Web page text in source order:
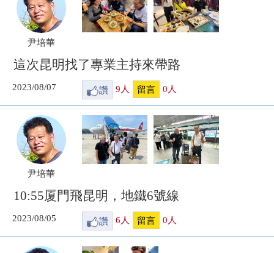
尹培華
這次昆明找了專業主持來帶路
2023/08/07 讚 9 人 留言 0 人
尹培華
10:55厦門飛昆明，地鐵6號線
2023/08/05 讚 6 人 留言 0 人